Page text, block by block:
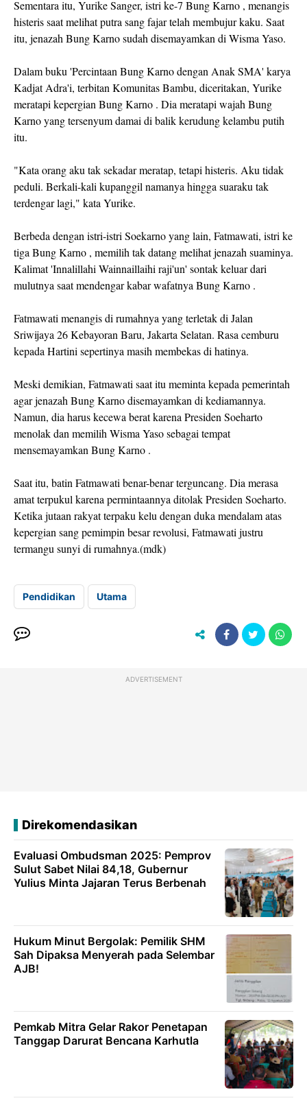
Sementara itu, Yurike Sanger, istri ke-7 Bung Karno , menangis
histeris saat melihat putra sang fajar telah membujur kaku. Saat
itu, jenazah Bung Karno sudah disemayamkan di Wisma Yaso.
Dalam buku 'Percintaan Bung Karno dengan Anak SMA' karya
Kadjat Adra'i, terbitan Komunitas Bambu, diceritakan, Yurike
meratapi kepergian Bung Karno . Dia meratapi wajah Bung
Karno yang tersenyum damai di balik kerudung kelambu putih
itu.
"Kata orang aku tak sekadar meratap, tetapi histeris. Aku tidak
peduli. Berkali-kali kupanggil namanya hingga suaraku tak
terdengar lagi," kata Yurike.
Berbeda dengan istri-istri Soekarno yang lain, Fatmawati, istri ke
tiga Bung Karno , memilih tak datang melihat jenazah suaminya.
Kalimat 'Innalillahi Wainnaillaihi raji'un' sontak keluar dari
mulutnya saat mendengar kabar wafatnya Bung Karno .
Fatmawati menangis di rumahnya yang terletak di Jalan
Sriwijaya 26 Kebayoran Baru, Jakarta Selatan. Rasa cemburu
kepada Hartini sepertinya masih membekas di hatinya.
Meski demikian, Fatmawati saat itu meminta kepada pemerintah
agar jenazah Bung Karno disemayamkan di kediamannya.
Namun, dia harus kecewa berat karena Presiden Soeharto
menolak dan memilih Wisma Yaso sebagai tempat
mensemayamkan Bung Karno .
Saat itu, batin Fatmawati benar-benar terguncang. Dia merasa
amat terpukul karena permintaannya ditolak Presiden Soeharto.
Ketika jutaan rakyat terpaku kelu dengan duka mendalam atas
kepergian sang pemimpin besar revolusi, Fatmawati justru
termangu sunyi di rumahnya.(mdk)
Pendidikan Utama
ADVERTISEMENT
Direkomendasikan
Evaluasi Ombudsman 2025: Pemprov
Sulut Sabet Nilai 84,18, Gubernur
Yulius Minta Jajaran Terus Berbenah
Hukum Minut Bergolak: Pemilik SHM
Sah Dipaksa Menyerah pada Selembar
AJB!
Pemkab Mitra Gelar Rakor Penetapan
Tanggap Darurat Bencana Karhutla